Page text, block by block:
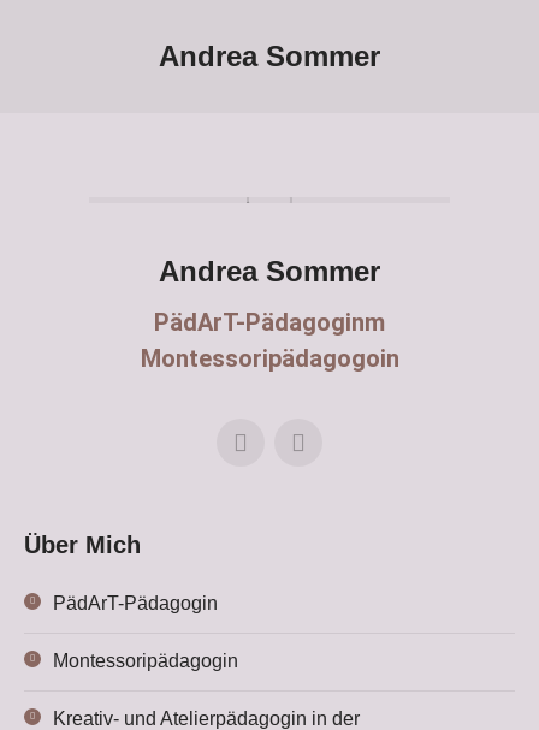
Andrea Sommer
Andrea Sommer
PädArT-Pädagoginm
Montessoripädagogoin
WebsiteE-
Über Mich
PädArT-Pädagogin
Montessoripädagogin
Kreativ- und Atelierpädagogin in der